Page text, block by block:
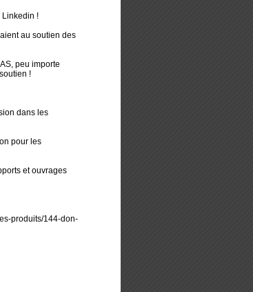
Linkedin !
au soutien des
peu importe
!
dans les
pour les
et ouvrages
produits/144-don-